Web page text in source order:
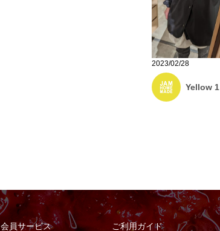
2023/02/28
Yellow 1
会員サービス ご利用ガイド